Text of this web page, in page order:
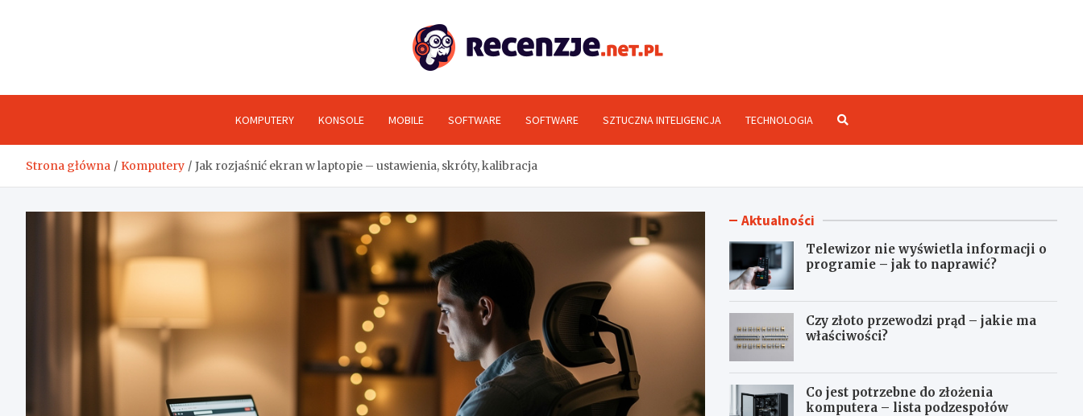
KOMPUTERY KONSOLE MOBILE SOFTWARE SOFTWARE SZTUCZNA INTELIGENCJA TECHNOLOGIA
Strona główna Komputery Jak rozjaśnić ekran w laptopie – ustawienia, skróty, kalibracja
Aktualności
Telewizor nie wyświetla informacji o
programie – jak to naprawić?
Czy złoto przewodzi prąd – jakie ma
właściwości?
Co jest potrzebne do złożenia
komputera – lista podzespołów